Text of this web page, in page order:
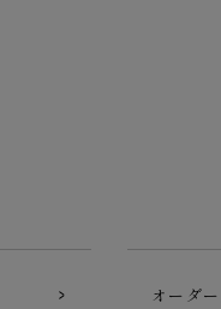
オーダー